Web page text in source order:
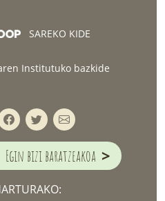
SAREKO KIDE
Institutuko bazkide
Egin bizi baratzeakoa >